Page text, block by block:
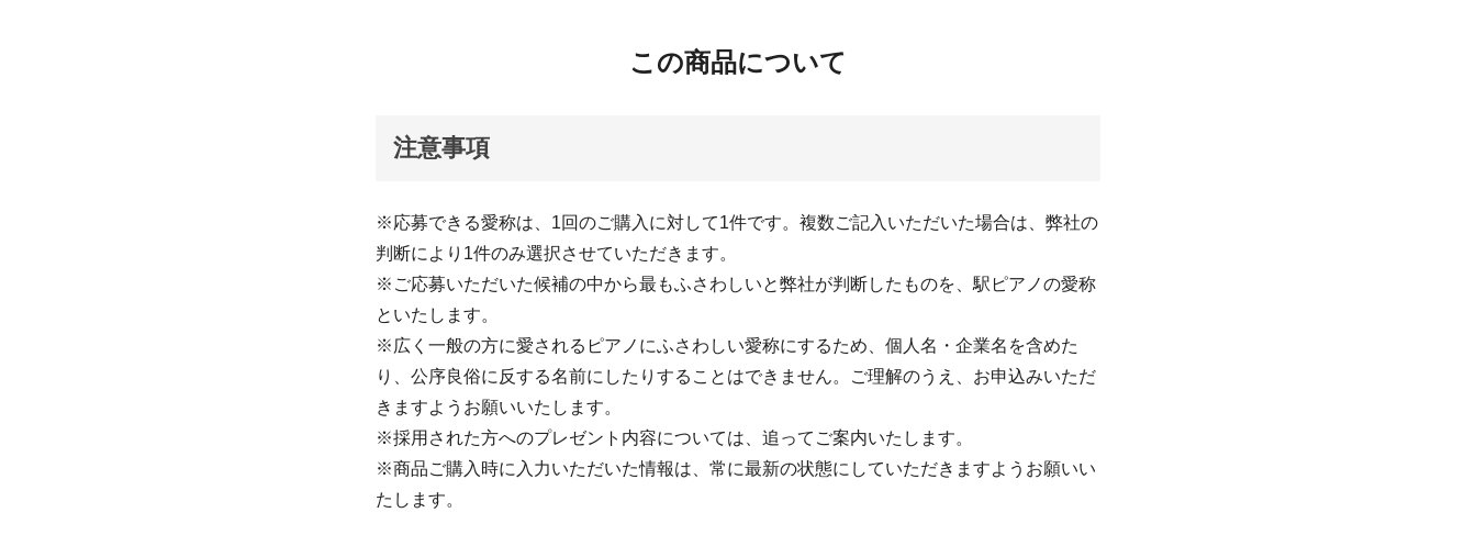
この商品について
注意事項
※応募できる愛称は、1回のご購入に対して1件です。複数ご記入いただいた場合は、弊社の
判断により1件のみ選択させていただきます。
※ご応募いただいた候補の中から最もふさわしいと弊社が判断したものを、駅ピアノの愛称
といたします。
※広く一般の方に愛されるピアノにふさわしい愛称にするため、個人名・企業名を含めた
り、公序良俗に反する名前にしたりすることはできません。ご理解のうえ、お申込みいただ
きますようお願いいたします。
※採用された方へのプレゼント内容については、追ってご案内いたします。
※商品ご購入時に入力いただいた情報は、常に最新の状態にしていただきますようお願いい
たします。